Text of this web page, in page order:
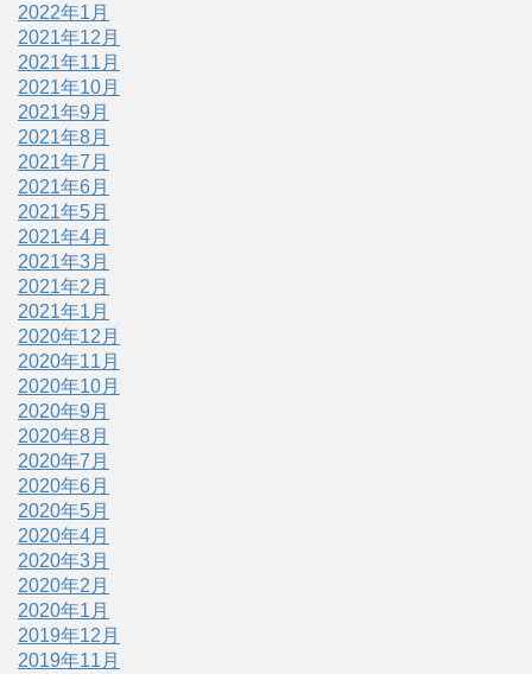
2022年1月
2021年12月
2021年11月
2021年10月
2021年9月
2021年8月
2021年7月
2021年6月
2021年5月
2021年4月
2021年3月
2021年2月
2021年1月
2020年12月
2020年11月
2020年10月
2020年9月
2020年8月
2020年7月
2020年6月
2020年5月
2020年4月
2020年3月
2020年2月
2020年1月
2019年12月
2019年11月